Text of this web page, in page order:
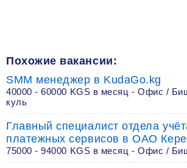
Похожие вакансии:
SMM менеджер в KudaGo.kg
40000 - 60000 KGS в месяц - Офис /
куль
Главный специалист отдела
платежных сервисов в ОАО
75000 - 94000 KGS в месяц - Офис /